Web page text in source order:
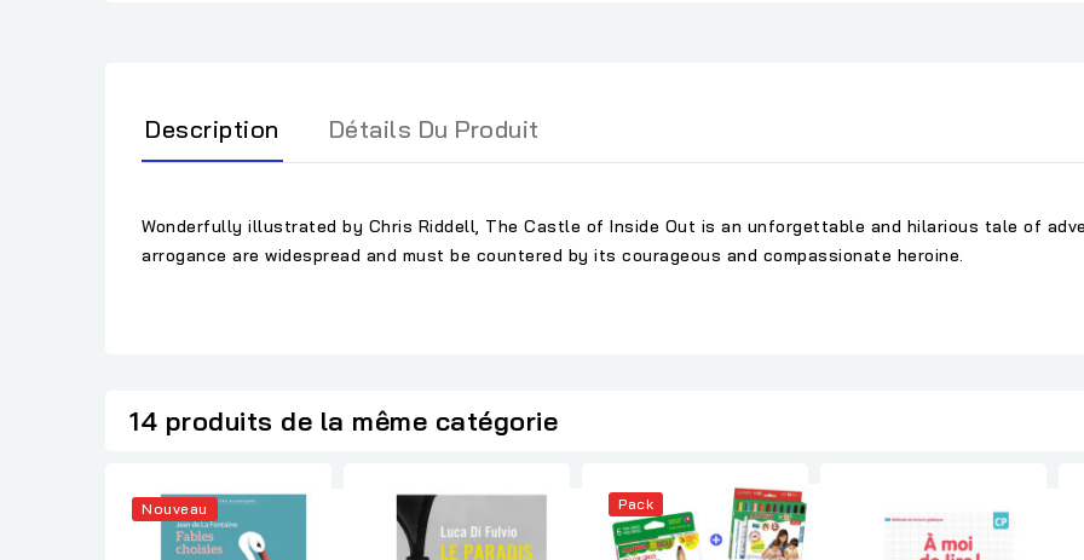
Description Détails Du Produit
Wonderfully illustrated by Chris Riddell, The Castle of Inside Out is an unforgettable and hilarious tale of
arrogance are widespread and must be countered by its courageous and compassionate heroine.
14 produits de la même catégorie
Nouveau Pack